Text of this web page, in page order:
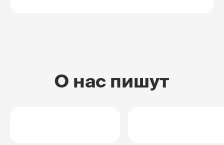
О нас пишут